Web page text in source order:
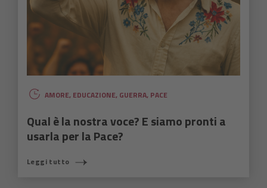
AMORE, EDUCAZIONE, GUERRA, PACE
Qual è la nostra voce? E siamo pronti a
usarla per la Pace?
Leggi tutto